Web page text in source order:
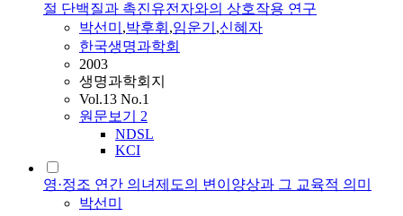
절 단백질과 촉진유전자와의 상호작용 연구
박선미 ,박후휘 ,임운기 ,신혜자
한국생명과학회
2003
생명과학회지
Vol.13 No.1
원문보기 2
NDSL
KCI
영·정조 연간 의녀제도의 변이양상과 그 교육적 의미
박선미